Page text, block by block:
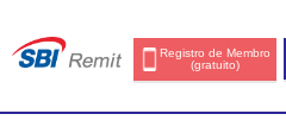
Registro de Membro
(gratuito)